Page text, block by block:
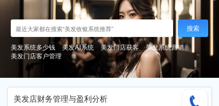
搜索
美发系统多少钱 美发AI系统 美发门店获客
美发系统营销
美发门店客户管理
美发店财务管理与盈利分析